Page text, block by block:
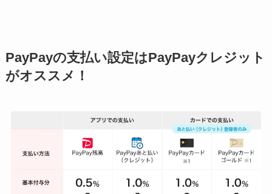
PayPayの支払い設定はPayPayクレジット
がオススメ！